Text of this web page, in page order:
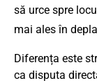
să urce spre
mai ales în
Diferența este
ca disputa